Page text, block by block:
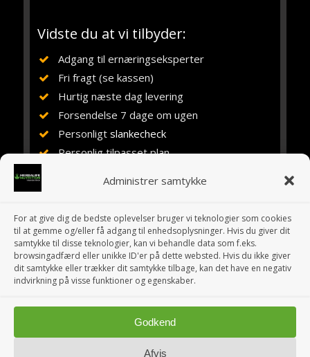
Administrer samtykke
For at give dig de bedste oplevelser bruger vi teknologier som cookies
til at gemme og/eller få adgang til enhedsoplysninger. Hvis du giver dit
samtykke til disse teknologier, kan vi behandle data som f.eks.
browsingadfærd eller unikke ID'er på dette websted. Hvis du ikke giver
dit samtykke eller trækker dit samtykke tilbage, kan det have en negativ
indvirkning på visse funktioner og egenskaber.
Godkend
Afvis
Vidste du at vi tilbyder:
Adgang til ernæringseksperter
Fri fragt (se kassen)
Hurtig næste dag levering
Forsendelse 7 dage om ugen
Personligtslankecheck
Personlig tilpasset plan
Ernæringsuddannet siden 1984
10 år i eget fitnesscenter
Medlem siden 1995 | Kosttilskud » Slankekur og Energi